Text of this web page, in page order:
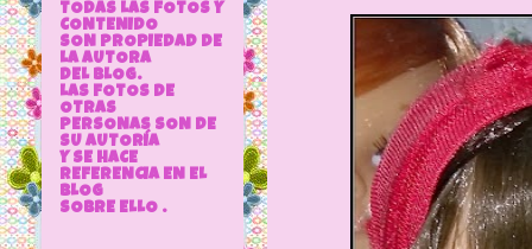
TODAS LAS FOTOS Y
CONTENIDO
SON PROPIEDAD DE
LA AUTORA
DEL BLOG.
LAS FOTOS DE
OTRAS
PERSONAS SON DE
SU AUTORÍA
Y SE HACE
REFERENCIA EN EL
BLOG
SOBRE ELLO .